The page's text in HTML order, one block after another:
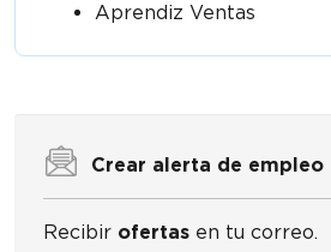
Aprendiz Ventas
Crear alerta de empleo
Recibir ofertas en tu correo.